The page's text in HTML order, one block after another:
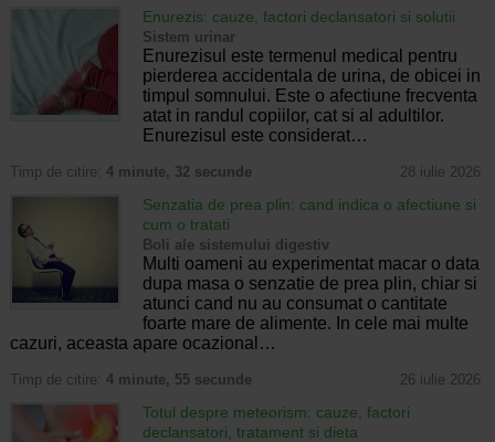
Enurezis: cauze, factori declansatori si solutii
Sistem urinar
Enurezisul este termenul medical pentru
pierderea accidentala de urina, de obicei in
timpul somnului. Este o afectiune frecventa
atat in randul copiilor, cat si al adultilor.
Enurezisul este considerat…
Timp de citire: 4 minute, 32 secunde 28 iulie 2026
Senzatia de prea plin: cand indica o afectiune si
cum o tratati
Boli ale sistemului digestiv
Multi oameni au experimentat macar o data
dupa masa o senzatie de prea plin, chiar si
atunci cand nu au consumat o cantitate
foarte mare de alimente. In cele mai multe
cazuri, aceasta apare ocazional…
Timp de citire: 4 minute, 55 secunde 26 iulie 2026
Totul despre meteorism: cauze, factori
declansatori, tratament si dieta